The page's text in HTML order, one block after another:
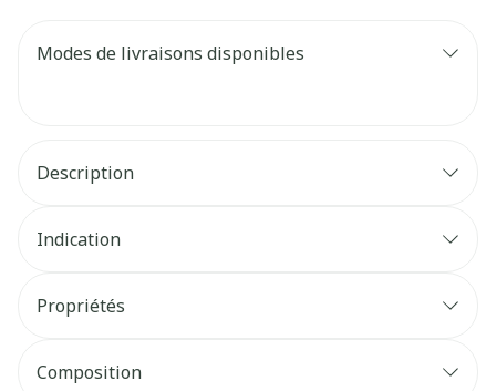
Modes de livraisons disponibles
Description
Indication
Propriétés
Composition